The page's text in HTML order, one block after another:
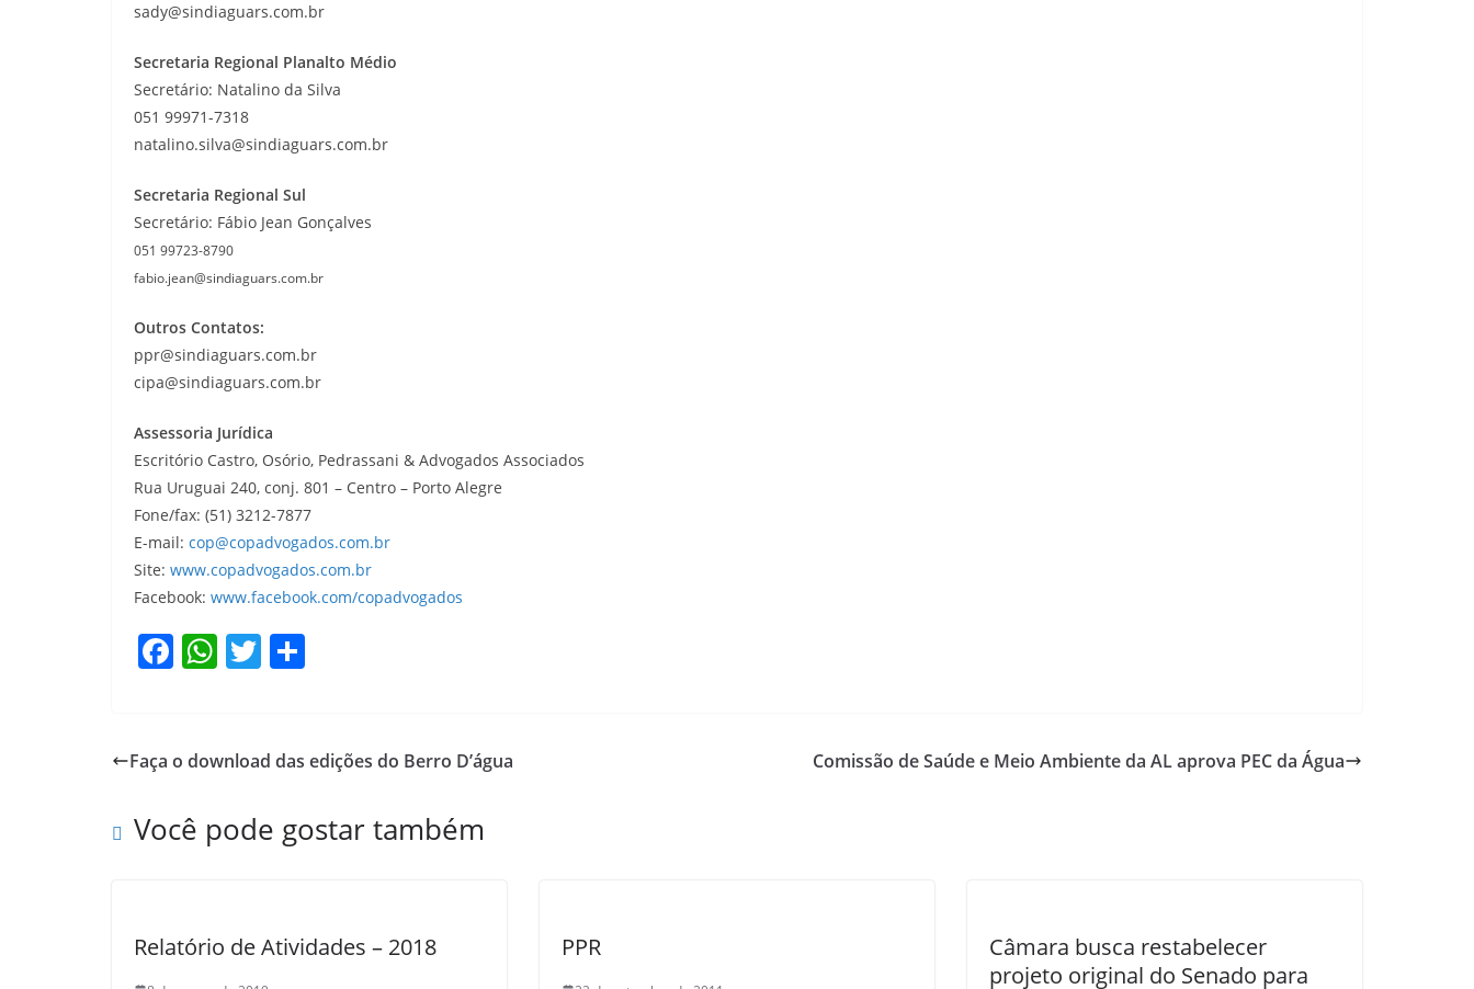
sady@sindiaguars.com.br
Secretaria Regional Planalto Médio
Secretário: Natalino da Silva
051 99971-7318
natalino.silva@sindiaguars.com.br
Secretaria Regional Sul
Secretário: Fábio Jean Gonçalves
051 99723-8790
fabio.jean@sindiaguars.com.br
Outros Contatos:
ppr@sindiaguars.com.br
cipa@sindiaguars.com.br
Assessoria Jurídica
Escritório Castro, Osório, Pedrassani & Advogados Associados
Rua Uruguai 240, conj. 801 – Centro – Porto Alegre
Fone/fax: (51) 3212-7877
E-mail: cop@copadvogados.com.br
Site: www.copadvogados.com.br
Facebook: www.facebook.com/copadvogados
F
e
o
W
s
p
T
er e
Faça o download das edições do Berro D’água Comissão de Saúde e Meio Ambiente da AL aprova PEC da Água
Você pode gostar também
Relatório de Atividades – 2018 PPR
Câmara busca restabelecer
projeto original do Senado para